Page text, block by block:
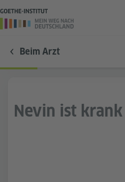
Beim Arzt
Nevin ist krank